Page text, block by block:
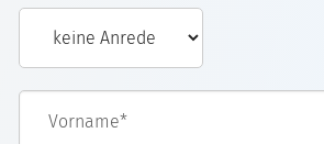
Vorname*